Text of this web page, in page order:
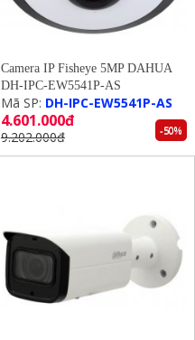
Camera IP Fisheye 5MP DAHUA
DH-IPC-EW5541P-AS
Mã SP: DH-IPC-EW5541P-AS
4.601.000đ
9.202.000đ -50%